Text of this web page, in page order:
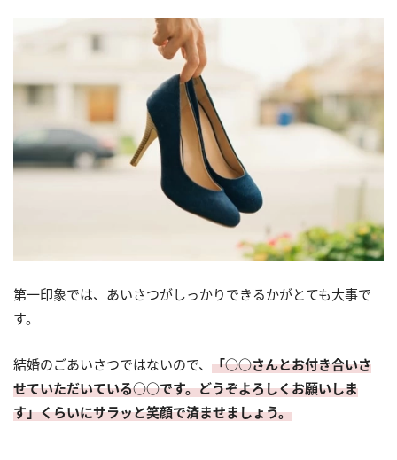
第一印象では、あいさつがしっかりできるかがとても大事で
す。
結婚のごあいさつではないので、 「○○さんとお付き合いさ
せていただいている○○です。どうぞよろしくお願いしま
す」くらいにサラッと笑顔で済ませましょう。